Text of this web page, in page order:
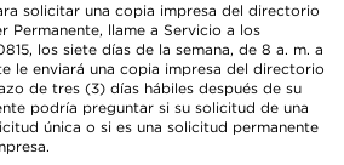
solicitar una copia impresa del directorio
Permanente, llame a Servicio a los
los siete días de la semana, de 8 a. m. a
le enviará una copia impresa del directorio
de tres (3) días hábiles después de su
podría preguntar si su solicitud de una
única o si es una solicitud permanente